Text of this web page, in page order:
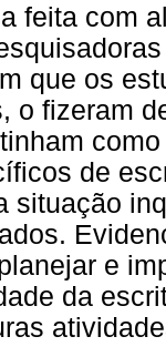
feita com
que os
o fizeram
de
situação
e
da